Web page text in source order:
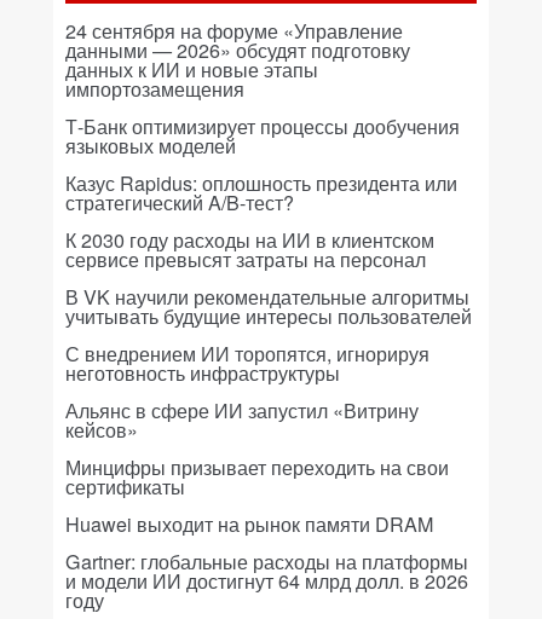
24 сентября на форуме «Управление
данными — 2026» обсудят подготовку
данных к ИИ и новые этапы
импортозамещения
Т-Банк оптимизирует процессы дообучения
языковых моделей
Казус Rapidus: оплошность президента или
стратегический A/B-тест?
К 2030 году расходы на ИИ в клиентском
сервисе превысят затраты на персонал
В VK научили рекомендательные алгоритмы
учитывать будущие интересы пользователей
С внедрением ИИ торопятся, игнорируя
неготовность инфраструктуры
Альянс в сфере ИИ запустил «Витрину
кейсов»
Минцифры призывает переходить на свои
сертификаты
Huawei выходит на рынок памяти DRAM
Gartner: глобальные расходы на платформы
и модели ИИ достигнут 64 млрд долл. в 2026
году